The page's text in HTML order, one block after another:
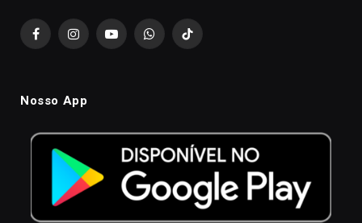
FacebookInstagramYouTubeWhatsAppTikTok
Nosso App